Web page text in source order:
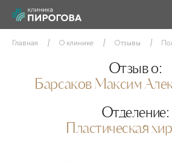
Главная О клинике Отзывы
Отзыв о:
Барсаков Максим
Отделение:
Пластическая